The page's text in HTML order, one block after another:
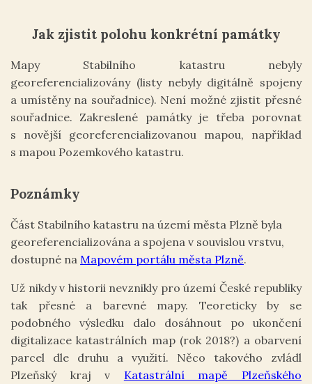
Jak zjistit polohu konkrétní památky
Mapy Stabilního katastru nebyly
georeferencializovány (listy nebyly digitálně spojeny
a umístěny na souřadnice). Není možné zjistit přesné
souřadnice. Zakreslené památky je třeba porovnat
s novější georeferencializovanou mapou, například
s mapou Pozemkového katastru.
Poznámky
Část Stabilního katastru na území města Plzně byla
georeferencializována a spojena v souvislou vrstvu,
dostupné na Mapovém portálu města Plzně.
Už nikdy v historii nevznikly pro území České republiky
tak přesné a barevné mapy. Teoreticky by se
podobného výsledku dalo dosáhnout po ukončení
digitalizace katastrálních map (rok 2018?) a obarvení
parcel dle druhu a využití. Něco takového zvládl
Plzeňský kraj v Katastrální mapě Plzeňského